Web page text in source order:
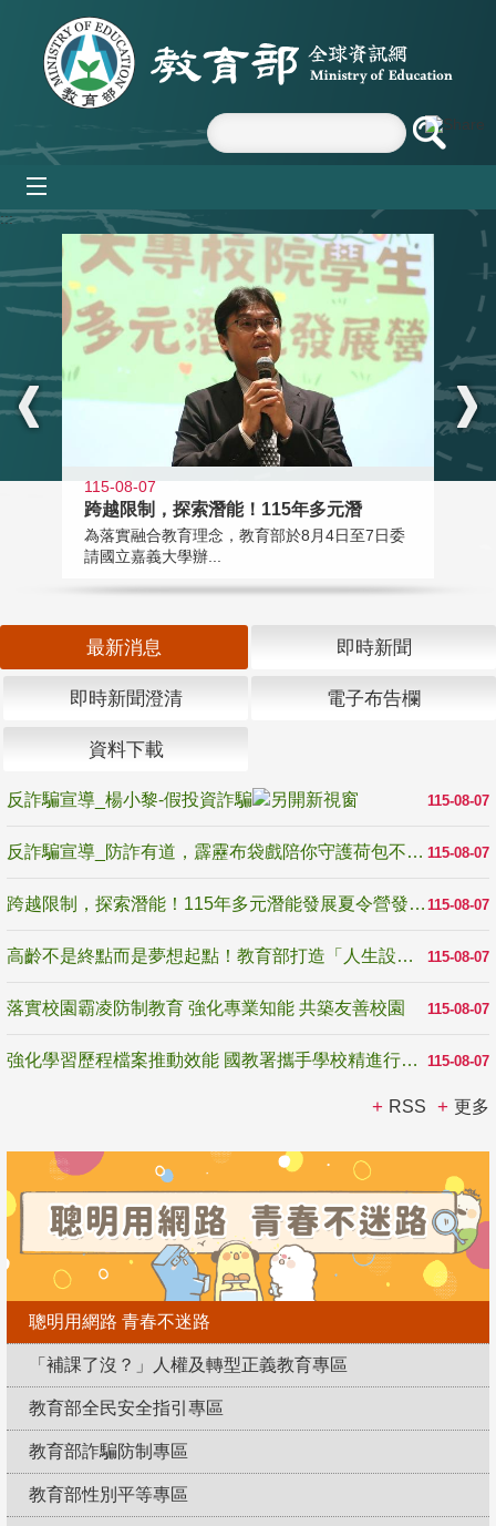
跳到主要內容區塊
:::
115-08-07
跨越限制，探索潛能！115年多元潛
為落實融合教育理念，教育部於8月4日至7日委
請國立嘉義大學辦...
最新消息 即時新聞
即時新聞澄清 電子布告欄
資料下載
115-08-07
反詐騙宣導_楊小黎-假投資詐騙
115-08-07
反詐騙宣導_防詐有道，霹靂布袋戲陪你守護荷包不受騙
115-08-07
跨越限制，探索潛能！115年多元潛能發展夏令營發掘生命無限可能
115-08-07
高齡不是終點而是夢想起點！教育部打造「人生設計夢工場」 參展第3屆高齡健康產業博覽會
115-08-07
落實校園霸凌防制教育 強化專業知能 共築友善校園
115-08-07
強化學習歷程檔案推動效能 國教署攜手學校精進行政與教學支持
RSS 更多
聰明用網路 青春不迷路
「補課了沒？」人權及轉型正義教育專區
教育部全民安全指引專區
教育部詐騙防制專區
教育部性別平等專區